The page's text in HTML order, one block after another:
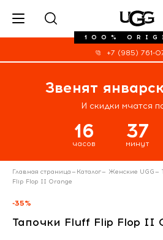
100%
+7 (985) 761-
Звенят
И скидки мчатся
16
часов
37
минут
Главная страница— Каталог— Женские UGG—
Flip Flop II Orange
-35%
Тапочки Fluff Flip Flop II